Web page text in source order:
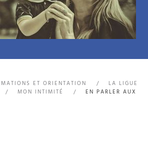
ET ORIENTATION
LA LIGUE
MON INTIMITÉ
EN PARLER AUX